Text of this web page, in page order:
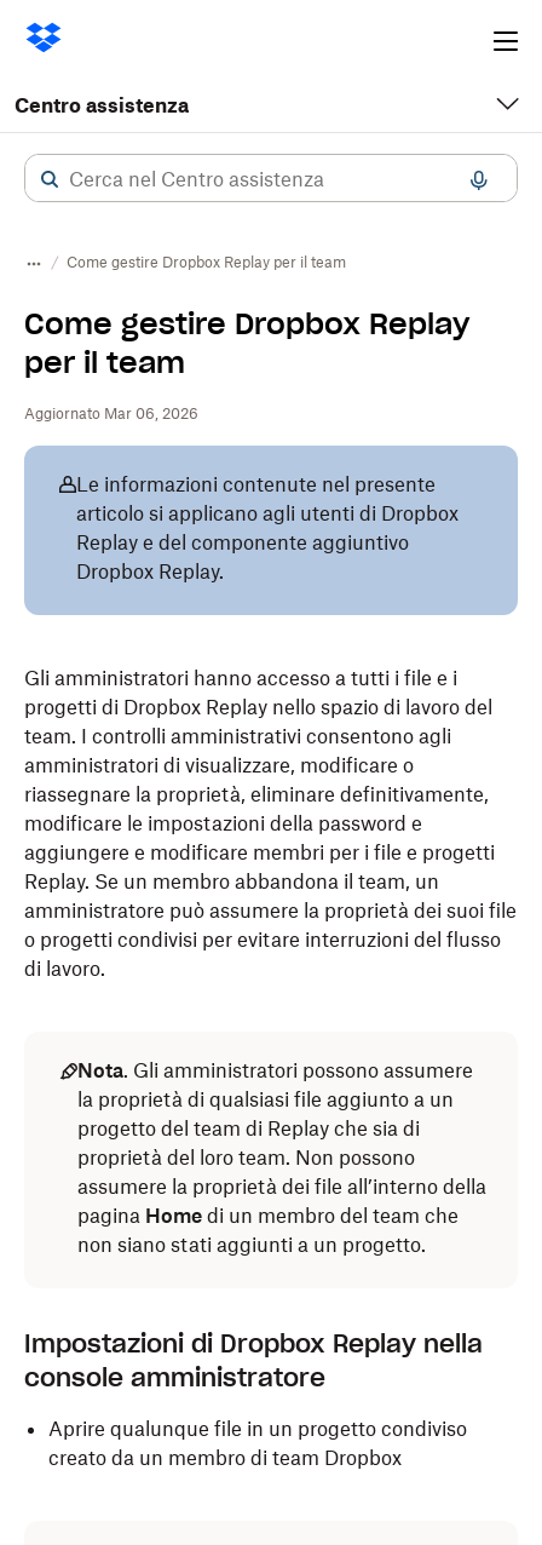
Centro assistenza
Come gestire Dropbox Replay per il team
Come gestire Dropbox Replay
per il team
Aggiornato Mar 06, 2026
Le informazioni contenute nel presente
articolo si applicano agli utenti di Dropbox
Replay e del componente aggiuntivo
Dropbox Replay.
Gli amministratori hanno accesso a tutti i file e i
progetti di Dropbox Replay nello spazio di lavoro del
team. I controlli amministrativi consentono agli
amministratori di visualizzare, modificare o
riassegnare la proprietà, eliminare definitivamente,
modificare le impostazioni della password e
aggiungere e modificare membri per i file e progetti
Replay. Se un membro abbandona il team, un
amministratore può assumere la proprietà dei suoi file
o progetti condivisi per evitare interruzioni del flusso
di lavoro.
Nota. Gli amministratori possono assumere
la proprietà di qualsiasi file aggiunto a un
progetto del team di Replay che sia di
proprietà del loro team. Non possono
assumere la proprietà dei file all’interno della
pagina Home di un membro del team che
non siano stati aggiunti a un progetto.
Impostazioni di Dropbox Replay nella
console amministratore
Aprire qualunque file in un progetto condiviso
creato da un membro di team Dropbox